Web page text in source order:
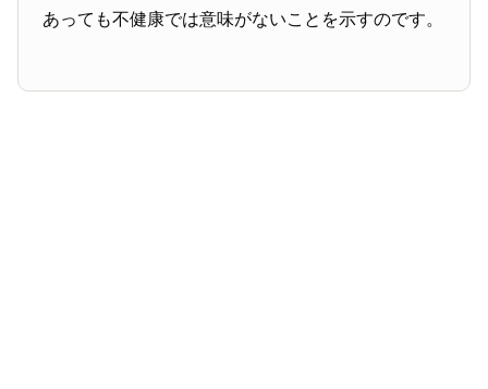
あっても不健康では意味がないことを示すのです。